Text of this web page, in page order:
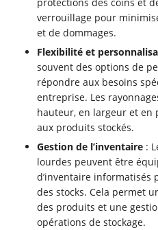
verrouillage pour
et de dommages.
Flexibilité et
souvent des options de
répondre aux besoins
entreprise. Les
hauteur, en largeur et en
aux produits stockés.
Gestion de l’inventaire :
lourdes peuvent être
d’inventaire informatisés
des stocks. Cela permet
des produits et une
opérations de stockage.